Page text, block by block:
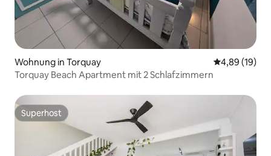
Wohnung in Torquay
4,89 (19)
Torquay Beach Apartment mit 2 Schlafzimmern
Superhost
Superhost